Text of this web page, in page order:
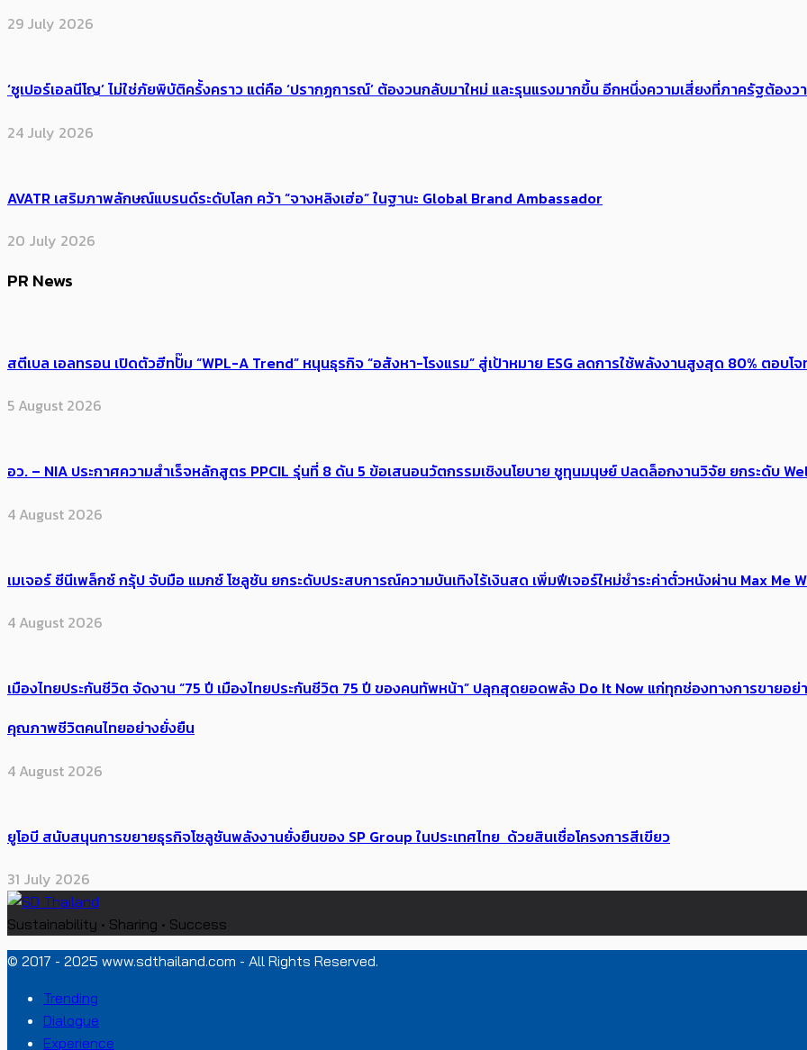
29 July 2026
‘ซูเปอร์เอลนีโญ’ ไม่ใช่ภัยพิบัติครั้งคราว แต่คือ ‘ปรากฏการณ์’ ​ต้อง​วนกลับมาใหม่ และรุนแรงมากขึ้น อีกหนึ่งความเสี่ยงที่ภาครัฐต้อง
24 July 2026
AVATR เสริมภาพลักษณ์แบรนด์ระดับโลก คว้า “จางหลิงเฮ่อ” ในฐานะ Global Brand Ambassador
20 July 2026
PR News
สตีเบล เอลทรอน เปิดตัวฮีทปั๊ม “WPL-A Trend” หนุนธุรกิจ “อสังหา-โรงแรม” สู่เป้าหมาย ESG ลดการใช้พลังงานสูงสุด 80% ตอบโ
5 August 2026
อว. – NIA ประกาศความสำเร็จหลักสูตร PPCIL รุ่นที่ 8 ดัน 5 ข้อเสนอนวัตกรรมเชิงนโยบาย ชูทุนมนุษย์ ปลดล็อกงานวิจัย ยกระดับ
4 August 2026
เมเจอร์ ซีนีเพล็กซ์ กรุ้ป จับมือ แมกซ์ โซลูชัน ยกระดับประสบการณ์ความบันเทิงไร้เงินสด เพิ่มฟีเจอร์ใหม่ชำระค่าตั๋วหนังผ่าน Max
4 August 2026
เมืองไทยประกันชีวิต จัดงาน “75 ปี เมืองไทยประกันชีวิต 75 ปี ของคนทัพหน้า” ปลุกสุดยอดพลัง Do It Now แก่ทุกช่องทางการขาย
คุณภาพชีวิตคนไทยอย่างยั่งยืน
4 August 2026
ยูโอบี สนับสนุนการขยายธุรกิจโซลูชันพลังงานยั่งยืนของ SP Group ในประเทศไทย ด้วยสินเชื่อโครงการสีเขียว
31 July 2026
Sustainability • Sharing • Success
© 2017 - 2025 www.sdthailand.com - All Rights Reserved.
Trending
Dialogue
Experience